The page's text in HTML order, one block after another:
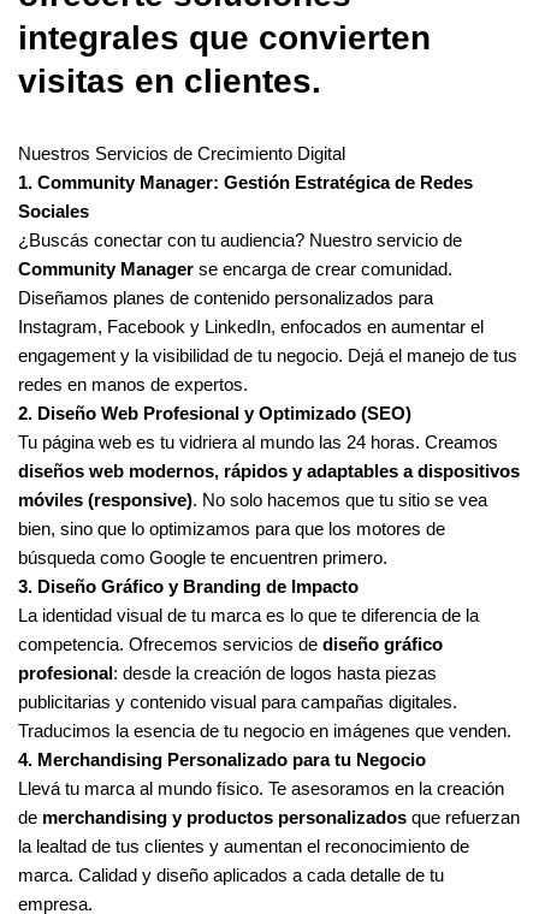
integrales que convierten
visitas en clientes.
Nuestros Servicios de Crecimiento Digital
1. Community Manager: Gestión Estratégica de Redes
Sociales
¿Buscás conectar con tu audiencia? Nuestro servicio de
Community Manager se encarga de crear comunidad.
Diseñamos planes de contenido personalizados para
Instagram, Facebook y LinkedIn, enfocados en aumentar el
engagement y la visibilidad de tu negocio. Dejá el manejo de tus
redes en manos de expertos.
2. Diseño Web Profesional y Optimizado (SEO)
Tu página web es tu vidriera al mundo las 24 horas. Creamos
diseños web modernos, rápidos y adaptables a dispositivos
móviles (responsive). No solo hacemos que tu sitio se vea
bien, sino que lo optimizamos para que los motores de
búsqueda como Google te encuentren primero.
3. Diseño Gráfico y Branding de Impacto
La identidad visual de tu marca es lo que te diferencia de la
competencia. Ofrecemos servicios de diseño gráfico
profesional: desde la creación de logos hasta piezas
publicitarias y contenido visual para campañas digitales.
Traducimos la esencia de tu negocio en imágenes que venden.
4. Merchandising Personalizado para tu Negocio
Llevá tu marca al mundo físico. Te asesoramos en la creación
de merchandising y productos personalizados que refuerzan
la lealtad de tus clientes y aumentan el reconocimiento de
marca. Calidad y diseño aplicados a cada detalle de tu
empresa.